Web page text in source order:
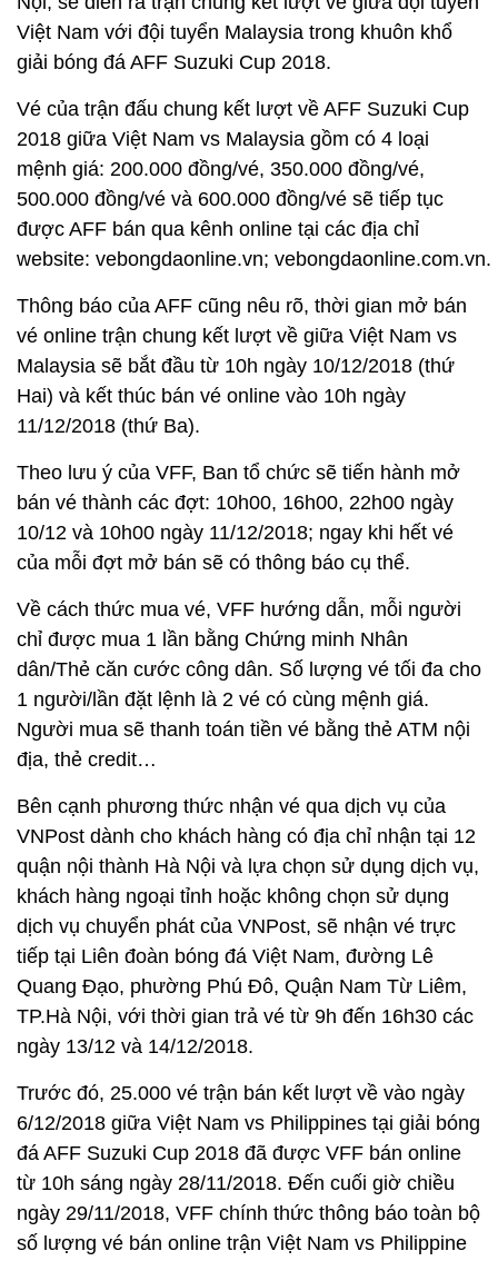
Việt Nam với đội tuyển Malaysia trong khuôn khổ
giải bóng đá AFF Suzuki Cup 2018.
Vé của trận đấu chung kết lượt về AFF Suzuki Cup
2018 giữa Việt Nam vs Malaysia gồm có 4 loại
mệnh giá: 200.000 đồng/vé, 350.000 đồng/vé,
500.000 đồng/vé và 600.000 đồng/vé sẽ tiếp tục
được AFF bán qua kênh online tại các địa chỉ
website: vebongdaonline.vn; vebongdaonline.com.vn.
Thông báo của AFF cũng nêu rõ, thời gian mở bán
vé online trận chung kết lượt về giữa Việt Nam vs
Malaysia sẽ bắt đầu từ 10h ngày 10/12/2018 (thứ
Hai) và kết thúc bán vé online vào 10h ngày
11/12/2018 (thứ Ba).
Theo lưu ý của VFF, Ban tổ chức sẽ tiến hành mở
bán vé thành các đợt: 10h00, 16h00, 22h00 ngày
10/12 và 10h00 ngày 11/12/2018; ngay khi hết vé
của mỗi đợt mở bán sẽ có thông báo cụ thể.
Về cách thức mua vé, VFF hướng dẫn, mỗi người
chỉ được mua 1 lần bằng Chứng minh Nhân
dân/Thẻ căn cước công dân. Số lượng vé tối đa cho
1 người/lần đặt lệnh là 2 vé có cùng mệnh giá.
Người mua sẽ thanh toán tiền vé bằng thẻ ATM nội
địa, thẻ credit…
Bên cạnh phương thức nhận vé qua dịch vụ của
VNPost dành cho khách hàng có địa chỉ nhận tại 12
quận nội thành Hà Nội và lựa chọn sử dụng dịch vụ,
khách hàng ngoại tỉnh hoặc không chọn sử dụng
dịch vụ chuyển phát của VNPost, sẽ nhận vé trực
tiếp tại Liên đoàn bóng đá Việt Nam, đường Lê
Quang Đạo, phường Phú Đô, Quận Nam Từ Liêm,
TP.Hà Nội, với thời gian trả vé từ 9h đến 16h30 các
ngày 13/12 và 14/12/2018.
Trước đó, 25.000 vé trận bán kết lượt về vào ngày
6/12/2018 giữa Việt Nam vs Philippines tại giải bóng
đá AFF Suzuki Cup 2018 đã được VFF bán online
từ 10h sáng ngày 28/11/2018. Đến cuối giờ chiều
ngày 29/11/2018, VFF chính thức thông báo toàn bộ
số lượng vé bán online trận Việt Nam vs Philippine